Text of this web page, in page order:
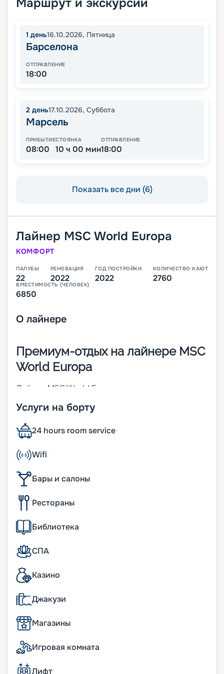
Маршрут и экскурсии
1 день16.10.2026, Пятница
Барселона
ОТПРАВЛЕНИЕ
18:00
2 день17.10.2026, Суббота
Марсель
ПРИБЫТИЕ
08:00
СТОЯНКА
10 ч 00 мин
ОТПРАВЛЕНИЕ
18:00
Показать все дни (6)
Лайнер MSC World Europa
КОМФОРТ
ПАЛУБЫ
22
РЕНОВАЦИЯ
2022
ГОД ПОСТРОЙКИ
2022
КОЛИЧЕСТВО КАЮТ
2760
ВМЕСТИМОСТЬ (ЧЕЛОВЕК)
6850
О лайнере
Премиум-отдых на лайнере MSC
World Europa
Лайнер MSC World Europa – первое судно из
запланировала компания MSC Cruises. Оно было
создании использовались инновационные
разработки, которые направлены на
обеспечение комфорта пассажиров и
повышение показателей экологичности. В 2 760
850 человек. Другие особенности:
• двигатели, работающие на сжиженном
природном газе;
• ширина – 47 м;
• длина судна – 330 метров;
• водоизмещение – более 205 тыс. т;
• общественные пространства общей площадью
около 40 тыс. м2;
• полузакрытый променад длиной 103 метра.
Интересное его украшение – светодиодные
• гидропонный сад, где выращивается зелень и
К услугам пассажиров
Лайнер сразу привлекает внимание необычной
Y-образной формой корпуса и размерами – в
Услуги на борту
24 hours room service
Wifi
Бары и салоны
Рестораны
Библиотека
СПА
Казино
Джакузи
Магазины
Игровая комната
Лифт